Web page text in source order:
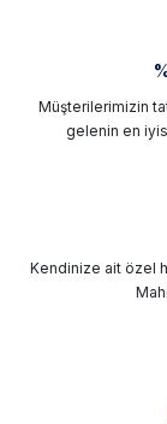
Müşterilerimizin
gelenin en
Kendinize ait özel